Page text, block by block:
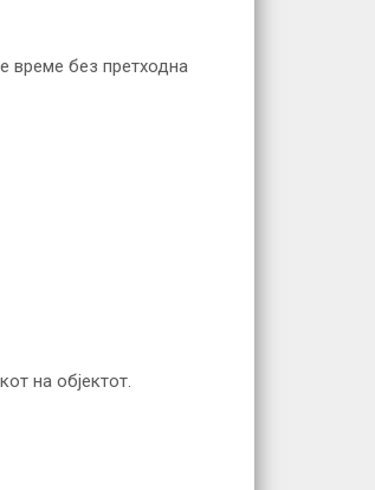
време без претходна
на објектот.